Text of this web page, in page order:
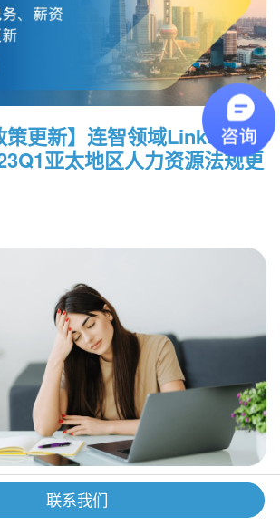
策更新】连智领域Links
亚太地区人力资源法规更
场焦虑的表现，你中了几
联系我们